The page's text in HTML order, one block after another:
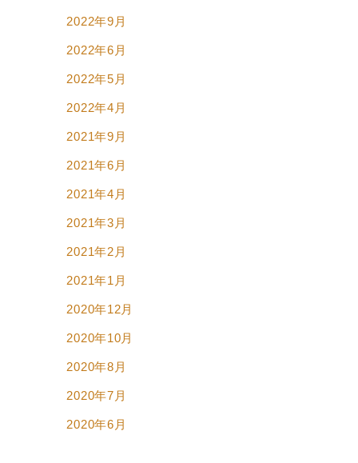
2022年9月
2022年6月
2022年5月
2022年4月
2021年9月
2021年6月
2021年4月
2021年3月
2021年2月
2021年1月
2020年12月
2020年10月
2020年8月
2020年7月
2020年6月